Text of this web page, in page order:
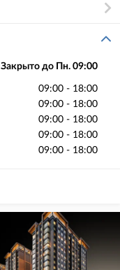
Закрыто до Пн. 09:00
09:00 - 18:00
09:00 - 18:00
09:00 - 18:00
09:00 - 18:00
09:00 - 18:00